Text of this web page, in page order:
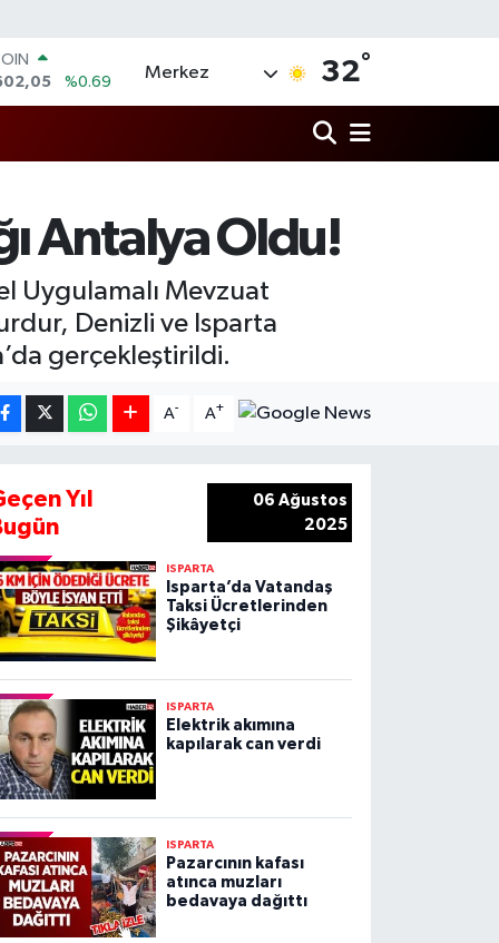
%0.06
%0.32
Merkez 32°
Antalya Oldu!
Uygulamalı Mevzuat
Denizli ve Isparta
gerçekleştirildi.
A- A+
Yıl
06 Ağustos
2025
ISPARTA
Isparta’da Vatandaş
Taksi Ücretlerinden
Şikâyetçi
ISPARTA
Elektrik akımına
kapılarak can verdi
ISPARTA
Pazarcının kafası
atınca muzları
bedavaya dağıttı